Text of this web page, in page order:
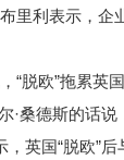
利表示，企
欧”拖累英
桑德斯的话
国“脱欧”